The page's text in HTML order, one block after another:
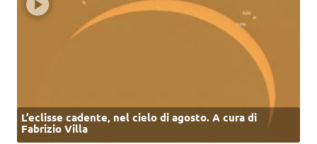
L’eclisse cadente, nel cielo di agosto. A cura di
Fabrizio Villa